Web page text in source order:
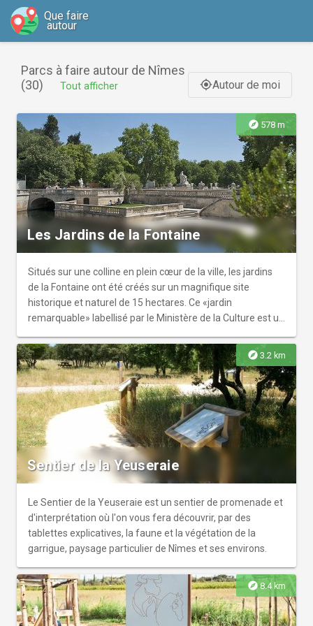
Que faire
autour
Parcs à faire autour de Nîmes
(30)
Tout afficher gps_fixedAutour de moi
explore 578 m
Les Jardins de la Fontaine
Situés sur une colline en plein cœur de la ville, les jardins
de la Fontaine ont été créés sur un magnifique site
historique et naturel de 15 hectares. Ce «jardin
remarquable» labellisé par le Ministère de la Culture est un
explore 3.2 km
Sentier de la Yeuseraie
Le Sentier de la Yeuseraie est un sentier de promenade et
d'interprétation où l'on vous fera découvrir, par des
tablettes explicatives, la faune et la végétation de la
garrigue, paysage particulier de Nîmes et ses environs.
explore 8.4 km